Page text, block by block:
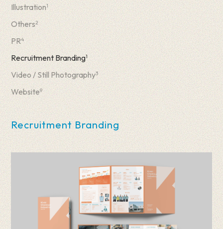
Illustration1
Others2
PR4
Recruitment Branding1
Video / Still Photography3
Website9
Recruitment Branding